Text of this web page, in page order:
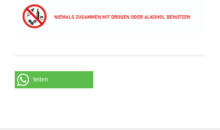
teilen